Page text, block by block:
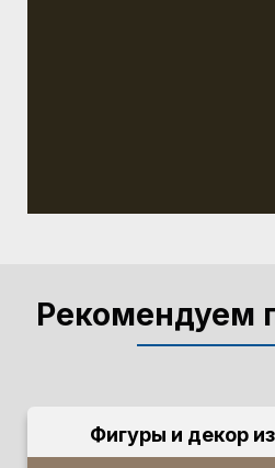
Рекомендуем
Фигуры и декор